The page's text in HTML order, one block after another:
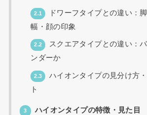
2.1
ドワーフタイプとの違い：
幅・顔の印象
2.2
スクエアタイプとの違い：
ンダーか
2.3
ハイオンタイプの見分け方
ト
3 ハイオンタイプの特徴・見た目